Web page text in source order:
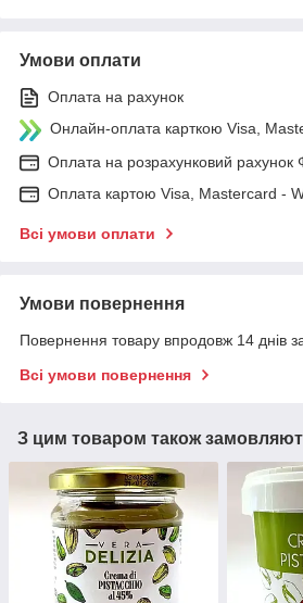
Умови оплати
Оплата на рахунок
Онлайн-оплата карткою Visa,
Оплата на розрахунковий
Оплата картою Visa, Mastercard -
Всі умови оплати
Умови повернення
Повернення товару впродовж 14 днів
Всі умови повернення
З цим товаром також